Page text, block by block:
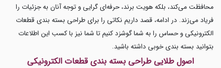
محافظت می‌کند، بلکه هویت برند، حرفه‌ای گرایی و توجه آنان به جزئیات را
فریاد می‌زند. در ادامه، قصد داریم نکاتی را برای طراحی بسته بندی قطعات
الکترونیکی و حساس را به شما گوشزد کنیم تا شما نیز با کسب این اطلاعات
بتوانید بسته بندی خوبی داشته باشید.
اصول طلایی طراحی بسته بندی قطعات الکترونیکی